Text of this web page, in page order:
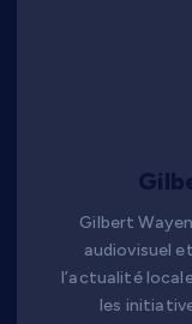
Gilbert
audiovisuel
l’actualité
les